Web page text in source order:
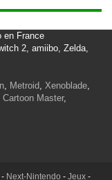
en France
2, amiibo, Zelda,
, Metroid, Xenoblade,
Cartoon Master,
- Next-Nintendo - Jeux-